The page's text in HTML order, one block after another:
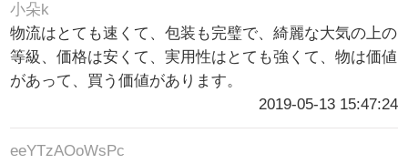
小朵k
物流はとても速くて、包装も完璧で、綺麗な大気の上の
等級、価格は安くて、実用性はとても強くて、物は価値
があって、買う価値があります。
2019-05-13 15:47:24
eeYTzAOoWsPc